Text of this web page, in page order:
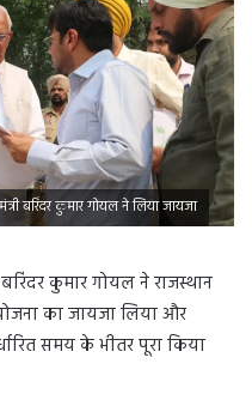
बरिंदर कुमार गोयल ने लिया जायजा
कुमार गोयल ने राजस्थान
का जायजा लिया और
समय के भीतर पूरा किया